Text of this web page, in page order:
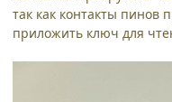
так как контакты пинов
приложить ключ для